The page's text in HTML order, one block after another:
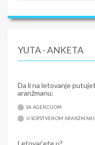
YUTA - ANKETA
Da li na letovanje
aranžmanu:
SA AGENCIJOM
U SOPSTVENOM